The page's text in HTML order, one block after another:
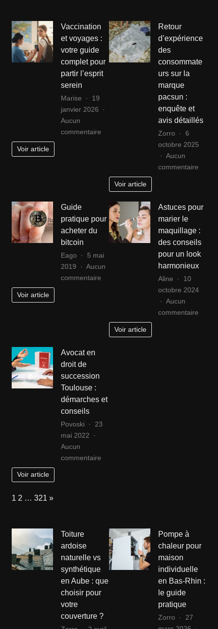
vos
chaussures
favorites
disent
de
Vaccination
et voyages :
votre guide
complet pour
partir l’esprit
serein
Marise
19
janvier 2026
Aucun
commentairesur
votre
complet
pour
partir
l’esprit
serein
Voir article
Retour
d’expérience
des
consommate
urs sur la
marque
pacsun :
enquête et
avis détaillés
Zorro
6
octobre 2025
Aucun
commentaire
la
avis
Voir article
Guide
pratique pour
acheter du
bitcoin
Eago
5 mai
2019
Aucun
commentairesur
acheter
Voir article
Astuces pour
marier le
maquillage :
des conseils
pour un look
harmonieux
Aline
10
octobre 2024
Aucun
commentaire
Voir article
Avocat en
droit de
succession
Toulouse :
démarches et
conseils
Povoski
23
mai 2022
Aucun
commentairesur
démarches
et
conseils
Voir article
Page:
1 2 … 321 Next
»
Toiture
ardoise
naturelle vs
synthétique
en Aube : que
choisir pour
votre
couverture ?
Pompe à
chaleur pour
maison
individuelle
en Bas-Rhin :
le guide
pratique
Zorro
27